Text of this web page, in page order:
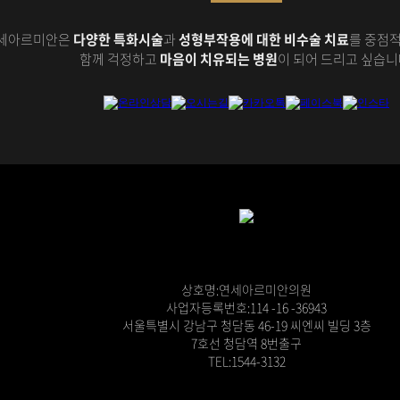
아르미안은 다양한 특화시술과성형부작용에 대한 비수술 치료를 중점
함께 걱정하고 마음이 치유되는 병원이 되어 드리고 싶습
상호명:연세아르미안의원
사업자등록번호:114 -16 -36943
서울특별시 강남구 청담동 46-19 씨엔씨 빌딩 3층
7호선 청담역 8번출구
TEL:1544-3132